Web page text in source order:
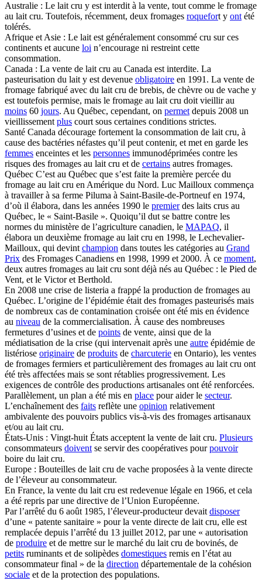
Australie : Le lait cru y est interdit à la vente, tout comme le fromage
au lait cru. Toutefois, récemment, deux fromages roquefort y ont été
tolérés.
Afrique et Asie : Le lait est généralement consommé cru sur ces
continents et aucune loi n’encourage ni restreint cette
consommation.
Canada : La vente de lait cru au Canada est interdite. La
pasteurisation du lait y est devenue obligatoire en 1991. La vente de
fromage fabriqué avec du lait cru de brebis, de chèvre ou de vache y
est toutefois permise, mais le fromage au lait cru doit vieillir au
moins 60 jours. Au Québec, cependant, on permet depuis 2008 un
vieillissement plus court sous certaines conditions strictes.
Santé Canada décourage fortement la consommation de lait cru, à
cause des bactéries néfastes qu’il peut contenir, et met en garde les
femmes enceintes et les personnes immunodéprimées contre les
risques des fromages au lait cru et de certains autres fromages.
Québec C’est au Québec que s’est faite la première percée du
fromage au lait cru en Amérique du Nord. Luc Mailloux commença
à travailler à sa ferme Piluma à Saint-Basile-de-Portneuf en 1974,
d’où il élabora, dans les années 1990 le premierdes laits crus au
Québec, le « Saint-Basile ». Quoiqu’il dut se battre contre les
normes du ministère de l’agriculture canadien, le MAPAQ, il
élabora un deuxième fromage au lait cru en 1998, le Lechevalier-
Mailloux, qui devint champion dans toutes les catégories au Grand
Prix des Fromages Canadiens en 1998, 1999 et 2000. À ce moment,
deux autres fromages au lait cru sont déjà nés au Québec : le Pied de
Vent, et le Victor et Berthold.
En 2008 une crise de listeria a frappé la production de fromages au
Québec. L’origine de l’épidémie était des fromages pasteurisés mais
de nombreux cas de contamination croisée ont été mis en évidence
au niveau de la commercialisation. À cause des nombreuses
fermetures d’usines et de points de vente, ainsi que de la
médiatisation de la crise (qui intervenait après une autre épidémie de
listériose originaire de produits de charcuterie en Ontario), les ventes
de fromages fermiers et particulièrement des fromages au lait cru ont
été très affectées mais se sont rétablies progressivement. Les
exigences de contrôle des productions artisanales ont été renforcées.
Parallèlement, un plan a été mis en place pour aider le secteur.
L’enchaînement des faits reflète une opinion relativement
ambivalente des pouvoirs publics vis-à-vis des fromages artisanaux
et/ou au lait cru.
États-Unis : Vingt-huit États acceptent la vente de lait cru. Plusieurs
consommateurs doivent se servir des coopératives pourpouvoir
boire du lait cru.
Europe : Bouteilles de lait cru de vache proposées à la vente directe
de l’éleveur au consommateur.
En France, la vente du lait cru est redevenue légale en 1966, et cela
a été repris par une directive de l’Union Européenne.
Par l’arrêté du 6 août 1985, l’éleveur-producteur devait disposer
d’une « patente sanitaire » pour la vente directe de lait cru, elle est
remplacée depuis l’arrêté du 13 juillet 2012, par une « autorisation
de produire et de mettre sur le marché du lait cru de bovinés, de
petits ruminants et de solipèdes domestiques remis en l’état au
consommateur final » de la direction départementale de la cohésion
sociale et de la protection des populations.